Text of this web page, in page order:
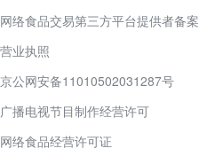
网络食品交易第三方平台提供者备案
营业执照
京公网安备11010502031287号
广播电视节目制作经营许可
网络食品经营许可证